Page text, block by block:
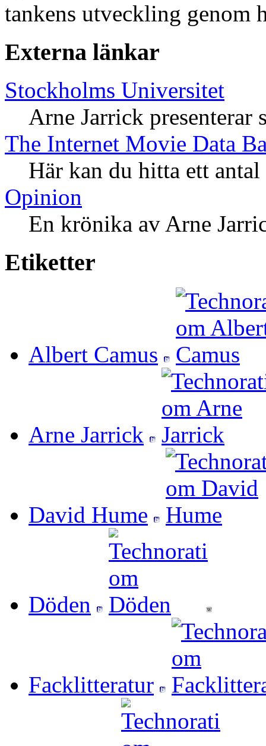
tankens utveckling genom
Externa länkar
Stockholms Universitet
Arne Jarrick presenterar
The Internet Movie Data
Här kan du hitta ett
Opinion
En krönika av Arne
Etiketter
Albert Camus
Arne Jarrick
David Hume
Döden
Facklitteratur